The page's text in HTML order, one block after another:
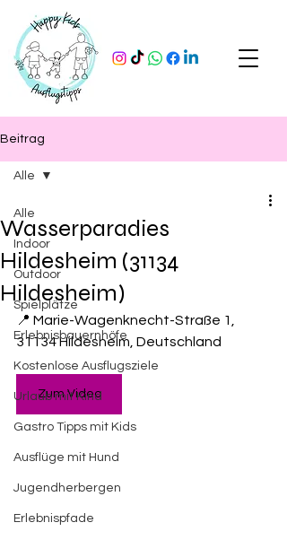
Beitrag
Alle
Indoor
Outdoor
Spielplätze
Erlebnisbauernhöfe
Kostenlose Ausflugsziele
Urlaub mit Kind
Gastro Tipps mit Kids
Ausflüge mit Hund
Jugendherbergen
Erlebnispfade
Alle
Wasserparadies
Hildesheim (31134
Hildesheim)
📍 Marie-Wagenknecht-Straße 1,
31134 Hildesheim, Deutschland
Zum Video